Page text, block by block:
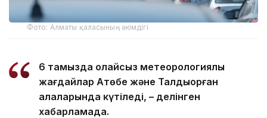
Фото: Алматы қаласының әкімдігі
6 тамызда қолайсыз метеорологиялық
жағдайлар Ақтөбе және Талдықорған
қалаларында күтіледі, – делінген
хабарламада.